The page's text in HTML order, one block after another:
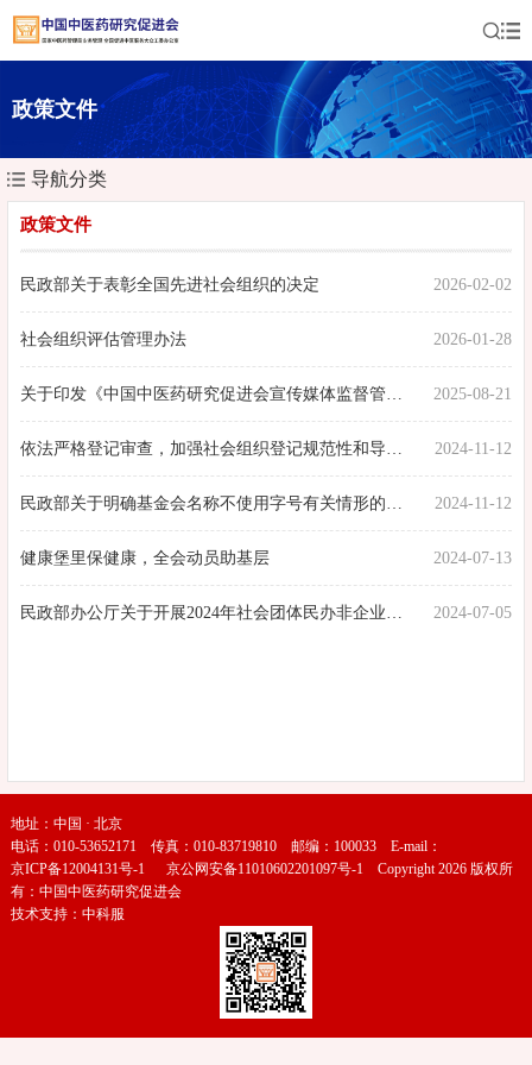
政策文件
导航分类
政策文件
民政部关于表彰全国先进社会组织的决定 2026-02-02
社会组织评估管理办法 2026-01-28
关于印发《中国中医药研究促进会宣传媒体监督管理制度》的通知 2025-08-21
依法严格登记审查，加强社会组织登记规范性和导向性 2024-11-12
民政部关于明确基金会名称不使用字号有关情形的通知 2024-11-12
健康堡里保健康，全会动员助基层 2024-07-13
民政部办公厅关于开展2024年社会团体民办非企业单位抽查审计的通知 2024-07-05
地址：中国 · 北京
电话：010-53652171 传真：010-83719810 邮编：100033 E-mail：
京ICP备12004131号-1
京公网安备11010602201097号-1 Copyright 2026 版权所
有：中国中医药研究促进会
技术支持： 中科服